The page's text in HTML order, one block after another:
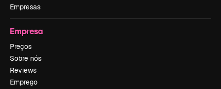
Empresas
Empresa
Preços
Sobre nós
Reviews
Emprego